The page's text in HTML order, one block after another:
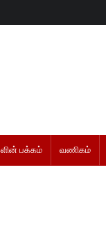
பக்கம் வணிகம்